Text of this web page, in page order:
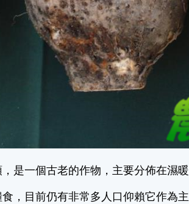
是一個古老的作物，主要分佈在濕暖
，目前仍有非常多人口仰賴它作為